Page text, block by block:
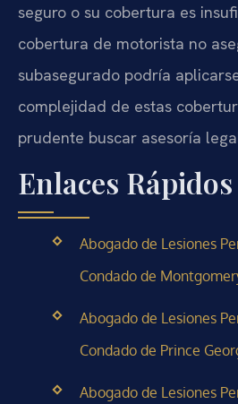
seguro o su cobertura es
cobertura de motorista no
subasegurado podría
complejidad de estas
prudente buscar asesoría
Enlaces Rápidos
Abogado de Lesiones
Condado de
Abogado de Lesiones
Condado de Prince
Abogado de Lesiones